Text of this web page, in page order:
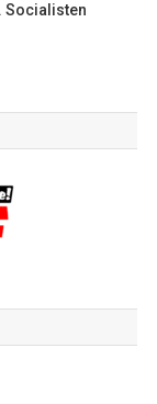
Socialisten